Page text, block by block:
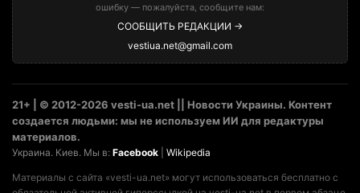
ошибку — пожалуйста, сообщите нам:
СООБЩИТЬ РЕДАКЦИИ →
vestiua.net@gmail.com
21+ | © 2012-2026 vesti-ua.net || Новости Украины. Контент
создается людьми: мы не используем ИИ для редактуры
материалов.
Украина. Киев. Мы в: Facebook Wikipedia
Материалы с сайта «vesti-ua.net» могут использоваться бесплатно с